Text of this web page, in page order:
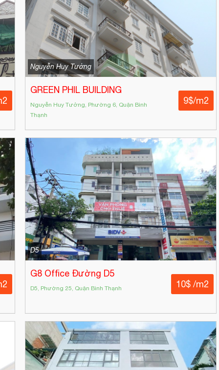
Nguyễn Huy Tưởng
GREEN PHIL BUILDING
Nguyễn Huy Tưởng, Phường 6, Quận Bình
Thạnh
9$/m2
D5
G8 Office Đường D5
D5, Phường 25, Quận Bình Thạnh 10$ /m2